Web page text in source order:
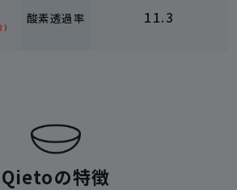
)
酸素透過率 11.3
Qietoの特徴